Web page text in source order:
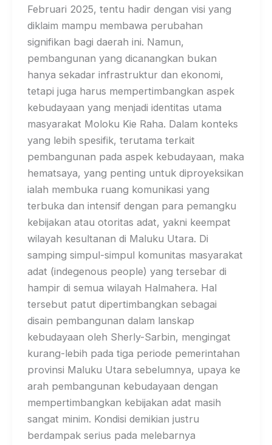
Februari 2025, tentu hadir dengan visi yang
diklaim mampu membawa perubahan
signifikan bagi daerah ini. Namun,
pembangunan yang dicanangkan bukan
hanya sekadar infrastruktur dan ekonomi,
tetapi juga harus mempertimbangkan aspek
kebudayaan yang menjadi identitas utama
masyarakat Moloku Kie Raha. Dalam konteks
yang lebih spesifik, terutama terkait
pembangunan pada aspek kebudayaan, maka
hematsaya, yang penting untuk diproyeksikan
ialah membuka ruang komunikasi yang
terbuka dan intensif dengan para pemangku
kebijakan atau otoritas adat, yakni keempat
wilayah kesultanan di Maluku Utara. Di
samping simpul-simpul komunitas masyarakat
adat (indegenous people) yang tersebar di
hampir di semua wilayah Halmahera. Hal
tersebut patut dipertimbangkan sebagai
disain pembangunan dalam lanskap
kebudayaan oleh Sherly-Sarbin, mengingat
kurang-lebih pada tiga periode pemerintahan
provinsi Maluku Utara sebelumnya, upaya ke
arah pembangunan kebudayaan dengan
mempertimbangkan kebijakan adat masih
sangat minim. Kondisi demikian justru
berdampak serius pada melebarnya